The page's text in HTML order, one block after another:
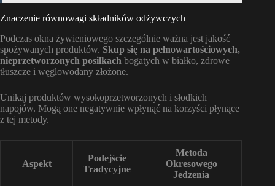
Znaczenie równowagi składników odżywczych
Podczas okna żywieniowego szczególnie ważna jest jakość
spożywanych produktów. Skup się na pełnowartościowych,
nieprzetworzonych posiłkach bogatych w białko, zdrowe
tłuszcze i węglowodany złożone.
Unikaj produktów wysokoprzetworzonych i słodkich
napojów. Mogą one negatywnie wpłynąć na korzyści płynące
z tej metody.
Aspekt
Podejście
Tradycyjne
Metoda
Okresowego
Jedzenia